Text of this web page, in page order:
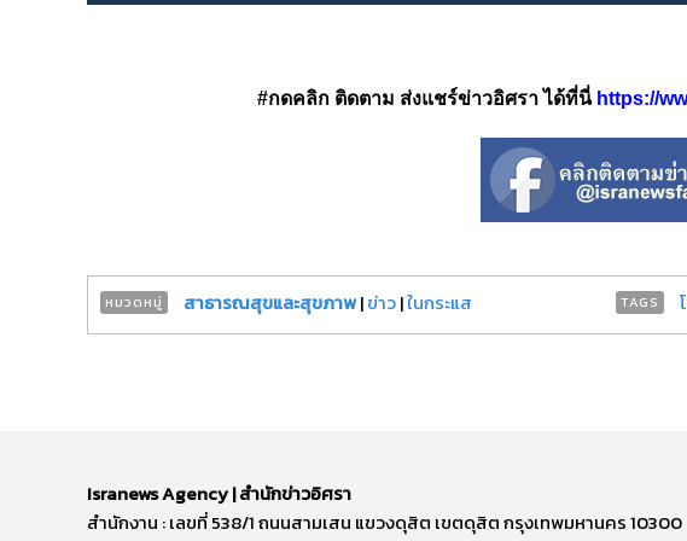
#กดคลิก ติดตาม ส่งแชร์ข่าวอิศรา ได้ที่นี่ https://
หมวดหมู่ สาธารณสุขและสุขภาพ|ข่าว|ในกระแส TAGS
Isranews Agency | สำนักข่าวอิศรา
สำนักงาน : เลขที่ 538/1 ถนนสามเสน แขวงดุสิต เขตดุสิต กรุงเทพมหานคร 10300